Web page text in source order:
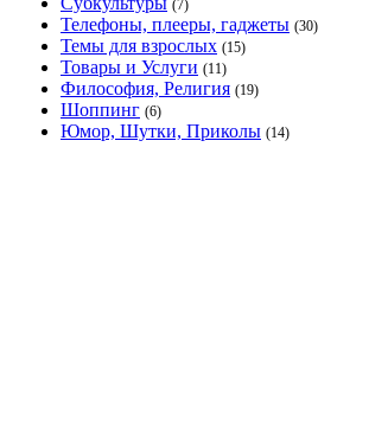
(7)
Телефоны, плееры, гаджеты (30)
Темы для взрослых (15)
Товары и Услуги (11)
Философия, Религия (19)
Шоппинг (6)
Юмор, Шутки, Приколы (14)